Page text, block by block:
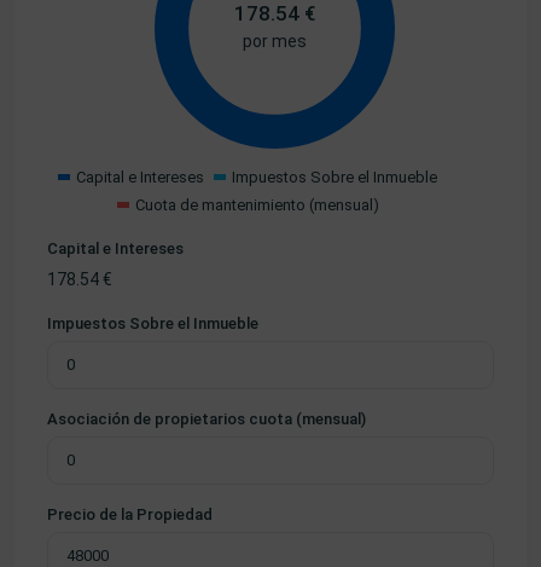
178.54 €
por mes
Capital e Intereses
Impuestos Sobre el Inmueble
Cuota de mantenimiento (mensual)
Capital e Intereses
178.54€
Impuestos Sobre el Inmueble
Asociación de propietarios cuota (mensual)
Precio de la Propiedad